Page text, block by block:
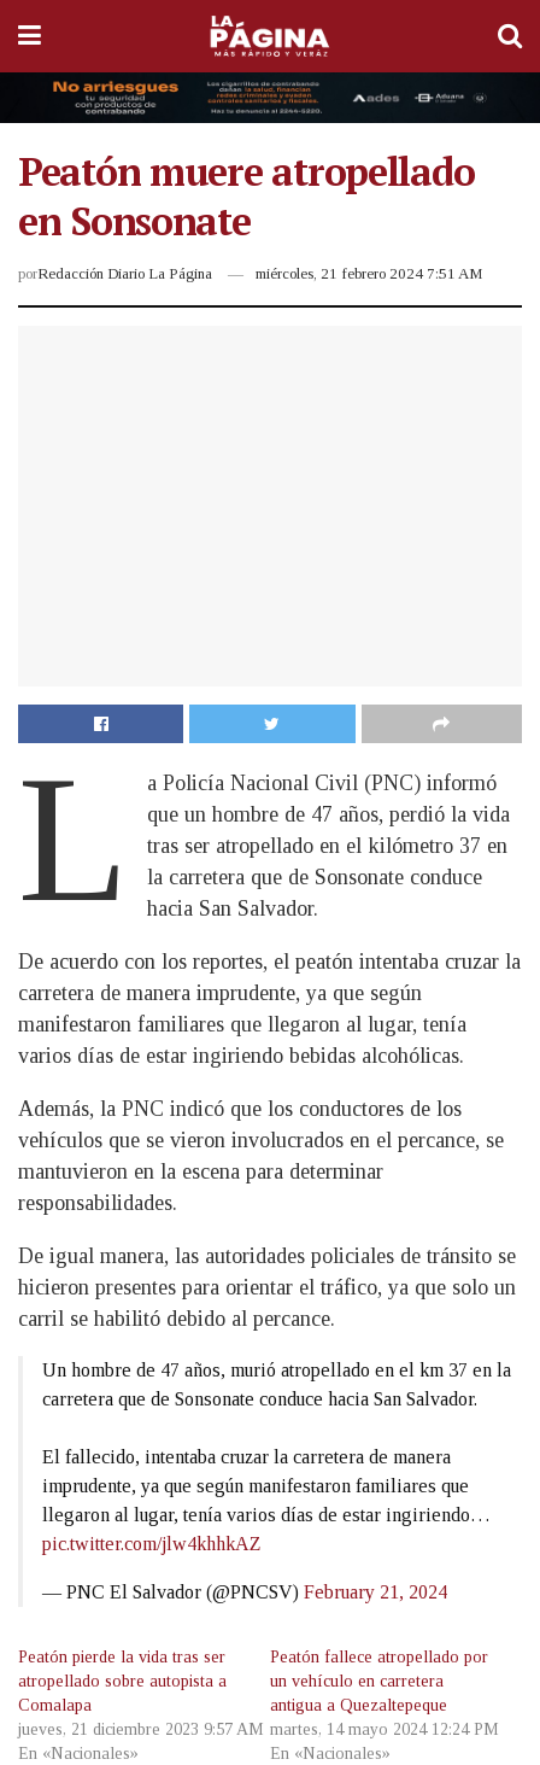
Peatón muere atropellado
en Sonsonate
porRedacción Diario La Página miércoles, 21 febrero 2024 7:51 AM
L
a Policía Nacional Civil (PNC) informó
que un hombre de 47 años, perdió la vida
tras ser atropellado en el kilómetro 37 en
la carretera que de Sonsonate conduce
hacia San Salvador.
De acuerdo con los reportes, el peatón intentaba cruzar la
carretera de manera imprudente, ya que según
manifestaron familiares que llegaron al lugar, tenía
varios días de estar ingiriendo bebidas alcohólicas.
Además, la PNC indicó que los conductores de los
vehículos que se vieron involucrados en el percance, se
mantuvieron en la escena para determinar
responsabilidades.
De igual manera, las autoridades policiales de tránsito se
hicieron presentes para orientar el tráfico, ya que solo un
carril se habilitó debido al percance.
Un hombre de 47 años, murió atropellado en el km 37 en la
carretera que de Sonsonate conduce hacia San Salvador.
El fallecido, intentaba cruzar la carretera de manera
imprudente, ya que según manifestaron familiares que
llegaron al lugar, tenía varios días de estar ingiriendo…
pic.twitter.com/jlw4khhkAZ
— PNC El Salvador (@PNCSV) February 21, 2024
Peatón pierde la vida tras ser
atropellado sobre autopista a
Comalapa
jueves, 21 diciembre 2023 9:57 AM
En «Nacionales»
Peatón fallece atropellado por
un vehículo en carretera
antigua a Quezaltepeque
martes, 14 mayo 2024 12:24 PM
En «Nacionales»